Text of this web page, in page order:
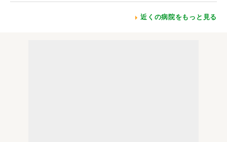
近くの病院をもっと見る